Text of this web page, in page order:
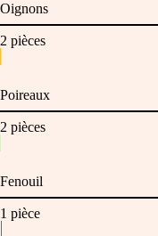
Oignons
2 pièces
Poireaux
2 pièces
Fenouil
1 pièce